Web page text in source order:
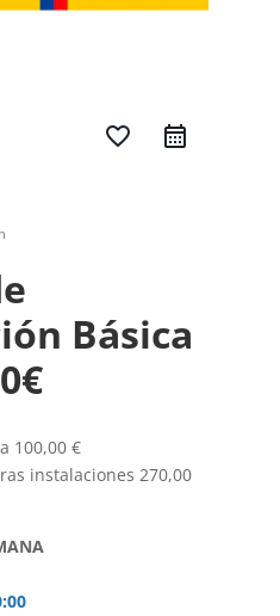
favorite_border
Básica
100,00 €
instalaciones 270,00